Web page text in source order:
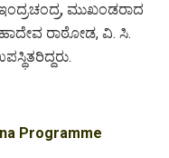
ಮುಖಂಡರಾದ
ರಾಠೋಡ, ವಿ. ಸಿ.
Programme